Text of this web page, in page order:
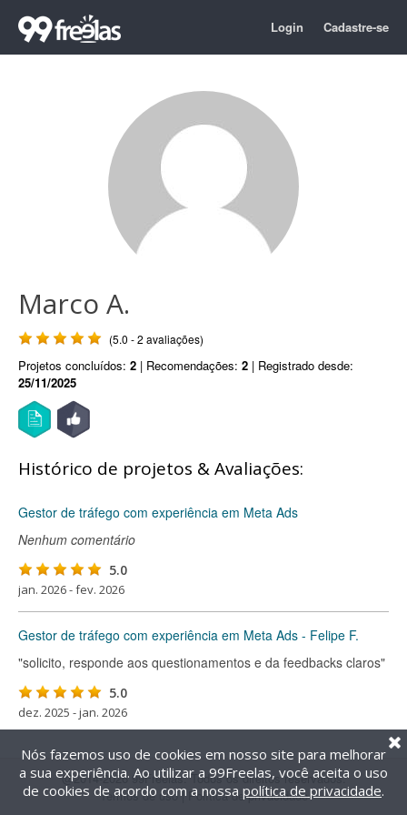
Login Cadastre-se
Marco A.
(5.0 - 2 avaliações)
Projetos concluídos: 2 | Recomendações: 2 | Registrado desde:
25/11/2025
Histórico de projetos & Avaliações:
Gestor de tráfego com experiência em Meta Ads
Nenhum comentário
5.0
jan. 2026 - fev. 2026
Gestor de tráfego com experiência em Meta Ads - Felipe F.
"solicito, responde aos questionamentos e da feedbacks claros"
5.0
dez. 2025 - jan. 2026
@2014-2026 99Freelas. Todos os direitos reservados.
Termos de uso| Política de privacidade
Nós fazemos uso de cookies em nosso site para melhorar
a sua experiência. Ao utilizar a 99Freelas, você aceita o uso
de cookies de acordo com a nossa política de privacidade.